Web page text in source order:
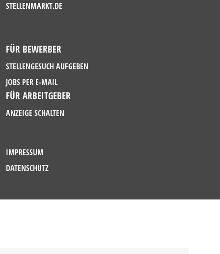
STELLENMARKT.DE
FÜR BEWERBER
STELLENGESUCH AUFGEBEN
JOBS PER E-MAIL
FÜR ARBEITGEBER
ANZEIGE SCHALTEN
IMPRESSUM
DATENSCHUTZ